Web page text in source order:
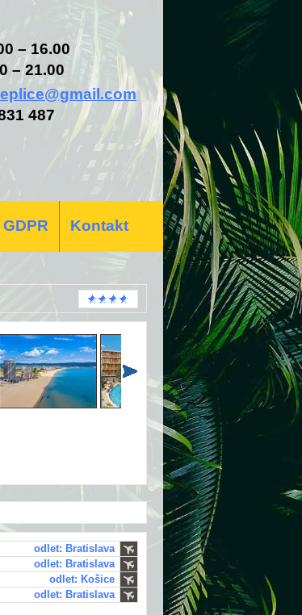
– 16.00
– 21.00
487
GDPR Kontakt
odlet: Bratislava
odlet: Bratislava
odlet: Košice
odlet: Bratislava